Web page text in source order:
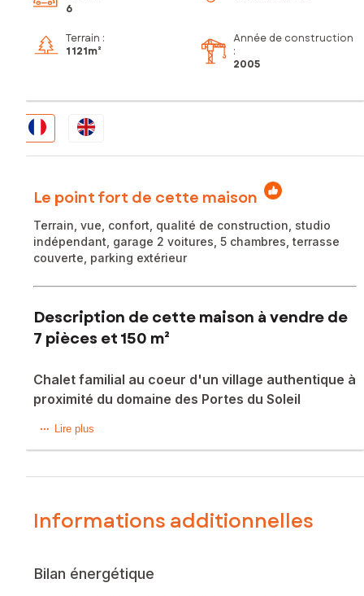
6
Terrain :
1 121m²
Année de construction
:
2005
Le point fort de cette maison
Terrain, vue, confort, qualité de construction, studio
indépendant, garage 2 voitures, 5 chambres, terrasse
couverte, parking extérieur
Description de cette maison à vendre de
7 pièces et 150 m²
Chalet familial au coeur d'un village authentique à
proximité du domaine des Portes du Soleil
Située à Bonnevaux (74360), ce magnifique chalet en
L'exposition sud, est et ouest assure une luminosité
imprenable sur les montagnes environnantes.
aménagements extérieurs incluent un grand jardin, parfait
Lire plus
Informations additionnelles
Bilan énergétique